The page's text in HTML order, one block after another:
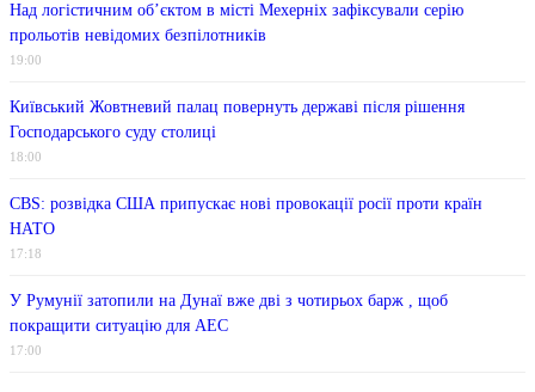
Над логістичним об’єктом в місті Мехерніх зафіксували серію
прольотів невідомих безпілотників
19:00
Київський Жовтневий палац повернуть державі після рішення
Господарського суду столиці
18:00
CBS: розвідка США припускає нові провокації росії проти країн
НАТО
17:18
У Румунії затопили на Дунаї вже дві з чотирьох барж , щоб
покращити ситуацію для АЕС
17:00